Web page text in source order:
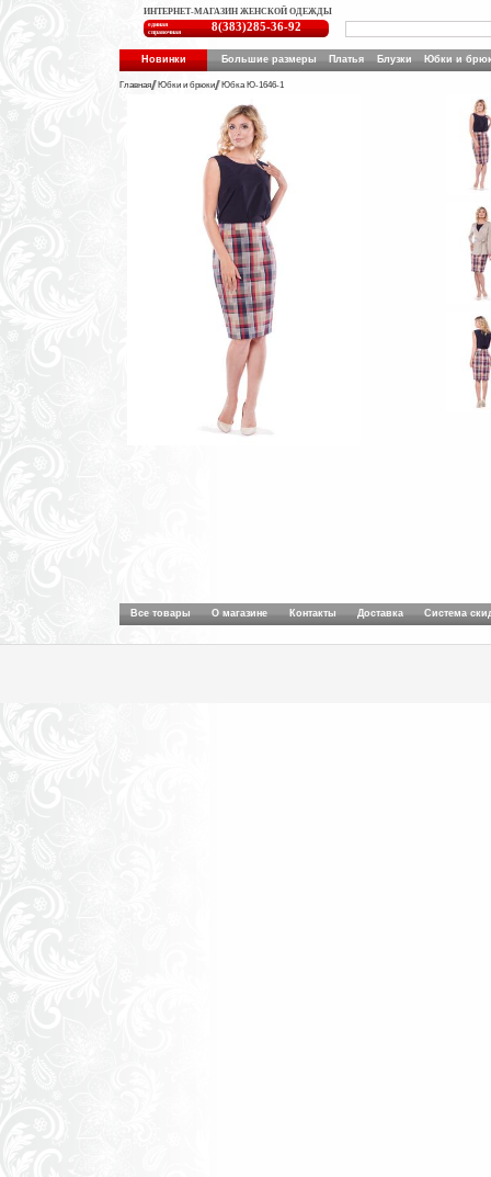
ИНТЕРНЕТ-МАГАЗИН ЖЕНСКОЙ ОДЕЖДЫ
единая
справочная
8(383)285-36-92
Новинки Большие размеры Платья Блузки Юбки и
Главная Юбки и брюки Юбка Ю-1646-1
Все товары О магазине Контакты Доставка Система